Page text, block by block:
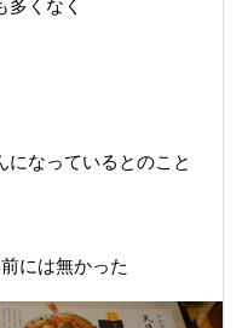
多くなく
になっているとのこと
には無かった